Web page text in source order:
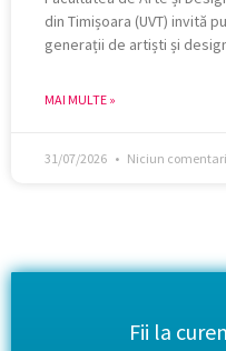
din Timișoara (UVT) invită
generații de artiști și
MAI MULTE »
31/07/2026 Niciun
Fii la